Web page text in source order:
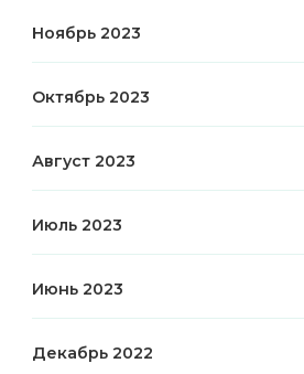
Ноябрь 2023
Октябрь 2023
Август 2023
Июль 2023
Июнь 2023
Декабрь 2022